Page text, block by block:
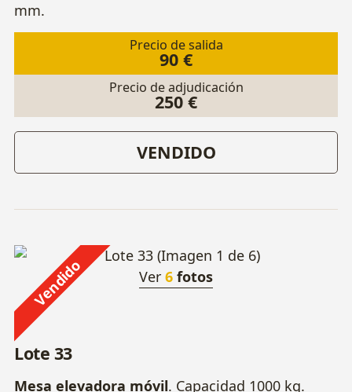
mm.
Precio de salida
90 €
Precio de adjudicación
250 €
VENDIDO
Vendido Ver 6 fotos
Lote 33
Mesa elevadora móvil. Capacidad 1000 kg.